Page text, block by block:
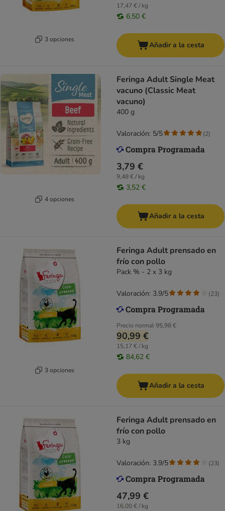
3 opciones
17,47 € / kg
6,50 €
Añadir a la cesta
4 opciones
Feringa Adult Single Meat
vacuno (Classic Meat
vacuno)
400 g
3,79 €
9,48 € / kg
3,52 €
Valoración: 5/5 (2)
Añadir a la cesta
3 opciones
Feringa Adult prensado en
frío con pollo
Pack % - 2 x 3 kg
Precio normal95,98 €
90,99 €
15,17 € / kg
84,62 €
Valoración: 3.9/5 (23)
Añadir a la cesta
Feringa Adult prensado en
frío con pollo
3 kg
47,99 €
16,00 € / kg
Valoración: 3.9/5 (23)